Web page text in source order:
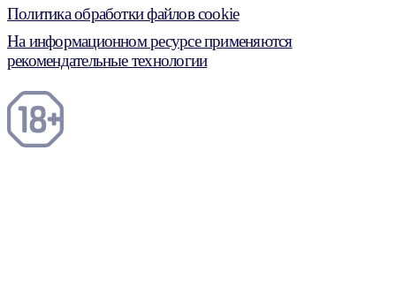
Политика обработки файлов cookie
На информационном ресурсе применяются
рекомендательные технологии